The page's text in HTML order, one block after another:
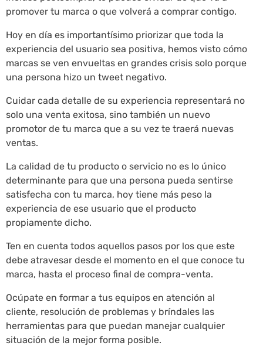
promover tu marca o que volverá a comprar contigo.
Hoy en día es importantísimo priorizar que toda la
experiencia del usuario sea positiva, hemos visto cómo
marcas se ven envueltas en grandes crisis solo porque
una persona hizo un tweet negativo.
Cuidar cada detalle de su experiencia representará no
solo una venta exitosa, sino también un nuevo
promotor de tu marca que a su vez te traerá nuevas
ventas.
La calidad de tu producto o servicio no es lo único
determinante para que una persona pueda sentirse
satisfecha con tu marca, hoy tiene más peso la
experiencia de ese usuario que el producto
propiamente dicho.
Ten en cuenta todos aquellos pasos por los que este
debe atravesar desde el momento en el que conoce tu
marca, hasta el proceso final de compra-venta.
Ocúpate en formar a tus equipos en atención al
cliente, resolución de problemas y bríndales las
herramientas para que puedan manejar cualquier
situación de la mejor forma posible.